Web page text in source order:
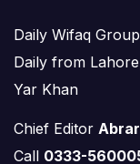
Daily Wifaq Group
Daily from
Yar Khan
Chief Editor
Call 0333-